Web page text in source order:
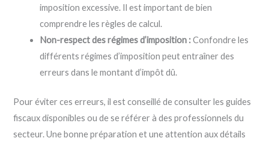
imposition excessive. Il est important de bien
comprendre les règles de calcul.
Non-respect des régimes d’imposition :Confondre les
différents régimes d’imposition peut entraîner des
erreurs dans le montant d’impôt dû.
Pour éviter ces erreurs, il est conseillé de consulter les guides
fiscaux disponibles ou de se référer à des professionnels du
secteur. Une bonne préparation et une attention aux détails